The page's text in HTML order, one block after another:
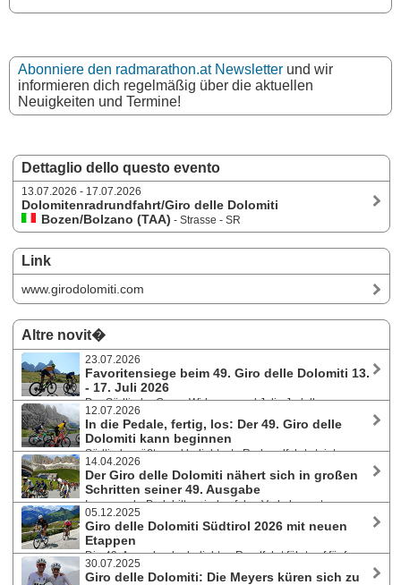
Dettaglio dello questo evento
13.07.2026 - 17.07.2026
Dolomitenradrundfahrt/Giro delle Dolomiti
Bozen/Bolzano (TAA) - Strasse - SR
Link
www.girodolomiti.com
Altre novit�
23.07.2026
Favoritensiege beim 49. Giro delle Dolomiti 13.
- 17. Juli 2026
Der Südtiroler Georg Widmann und Julia Jedelhauser aus
Deutschland siegten an allen fünf Tagen der Etappenfahrt und somit
auch souverän in der Gesamtwertung. Robert Dreu aus Baden war auf
den Panoramastraßen der Dolomiten mit dabei und schildert uns seine
Eindrücke.
12.07.2026
In die Pedale, fertig, los: Der 49. Giro delle
Dolomiti kann beginnen
Südtirols größte und beliebteste Radrundfahrt steigt von
13. bis 17. Juli 2026. Auf fünf Etappen an fünf Tagen werden die
malerischen Pässe und Berge der Dolomiten erkundet. Täglich gibt es
ein zeitgestopptes Bergzeitfahren. Anmeldungen - auch für einzelne
Etappen - sind weiterhin möglich.
14.04.2026
Der Giro delle Dolomiti nähert sich in großen
Schritten seiner 49. Ausgabe
Immer mehr Pedalritter sind auf den Verkehrsrouten
Südtirols unterwegs, genießen die steigenden Temperaturen und die
angenehme Sonne. In weniger als 100 Tagen, und zwar vom 13. bis 17.
Juli 2026, steigt wieder die beliebte Radrundfahrt durch die Dolomiten.
Günstige Teilnahmegebühr bis 19. April.
05.12.2025
Giro delle Dolomiti Südtirol 2026 mit neuen
Etappen
Die 49. Ausgabe der beliebten Rundfahrt führt auf fünf
Teilstücken zum einen in neue Ortschaften und Gebiete, zum anderen
30.07.2025
Giro delle Dolomiti: Die Meyers küren sich zu
Abonniere den radmarathon.at Newsletter und wir
informieren dich regelmäßig über die aktuellen
Neuigkeiten und Termine!